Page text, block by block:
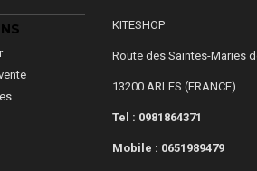
KITESHOP
Route des Saintes-Maries
13200 ARLES (FRANCE)
Tel : 0981864371
Mobile : 0651989479